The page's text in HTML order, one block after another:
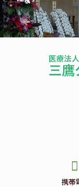
携帯